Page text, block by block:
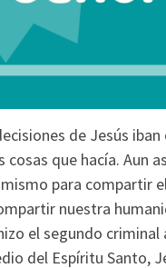
de Jesús
que hacía. Aun
para compartir
nuestra
el segundo criminal
del Espíritu Santo,